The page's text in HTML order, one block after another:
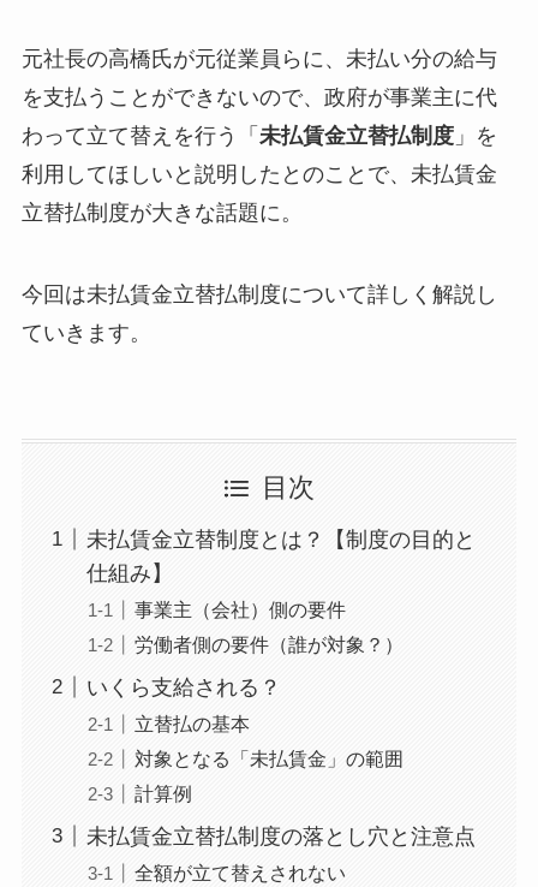
元社長の高橋氏が元従業員らに、未払い分の給与
を支払うことができないので、政府が事業主に代
わって立て替えを行う「 未払賃金立替払制度」を
利用してほしいと説明したとのことで、未払賃金
立替払制度が大きな話題に。
今回は未払賃金立替払制度について詳しく解説し
ていきます。
目次
未払賃金立替制度とは？【制度の目的と
仕組み】
事業主（会社）側の要件
労働者側の要件（誰が対象？）
いくら支給される？
立替払の基本
対象となる「未払賃金」の範囲
計算例
未払賃金立替払制度の落とし穴と注意点
全額が立て替えされない